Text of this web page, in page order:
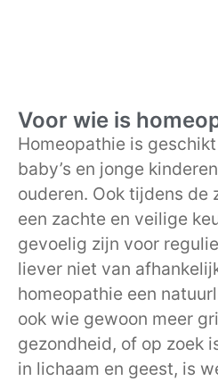
Voor wie is
Homeopathie is
baby’s en jonge
ouderen. Ook tijdens de
een zachte en veilige
gevoelig zijn voor
liever niet van
homeopathie een
ook wie gewoon meer
gezondheid, of op zoek
in lichaam en geest, is